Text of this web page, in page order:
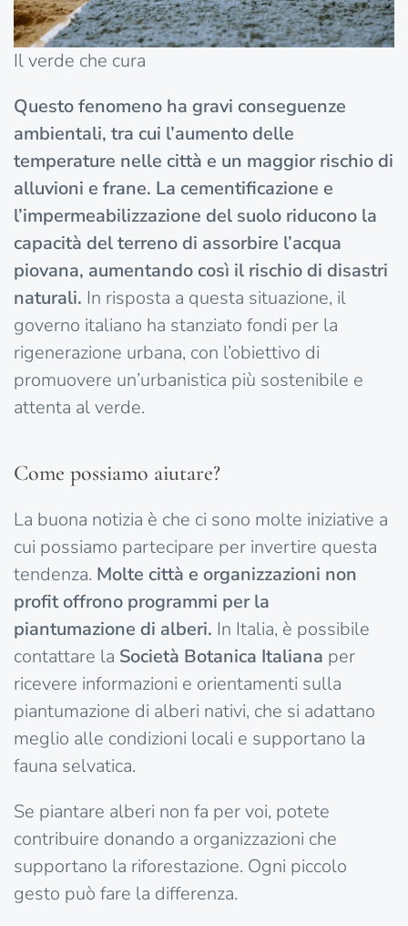
Il verde che cura
Questo fenomeno ha gravi conseguenze
ambientali, tra cui l’aumento delle
temperature nelle città e un maggior rischio di
alluvioni e frane. La cementificazione e
l’impermeabilizzazione del suolo riducono la
capacità del terreno di assorbire l’acqua
piovana, aumentando così il rischio di disastri
naturali. In risposta a questa situazione, il
governo italiano ha stanziato fondi per la
rigenerazione urbana, con l’obiettivo di
promuovere un’urbanistica più sostenibile e
attenta al verde.
Come possiamo aiutare?
La buona notizia è che ci sono molte iniziative a
cui possiamo partecipare per invertire questa
tendenza. Molte città e organizzazioni non
profit offrono programmi per la
piantumazione di alberi. In Italia, è possibile
contattare la Società Botanica Italiana per
ricevere informazioni e orientamenti sulla
piantumazione di alberi nativi, che si adattano
meglio alle condizioni locali e supportano la
fauna selvatica.
Se piantare alberi non fa per voi, potete
contribuire donando a organizzazioni che
supportano la riforestazione. Ogni piccolo
gesto può fare la differenza.